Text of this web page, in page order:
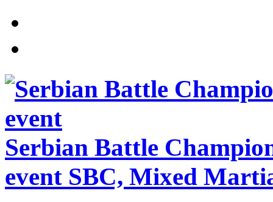
Serbian Battle
event SBC, Mixed